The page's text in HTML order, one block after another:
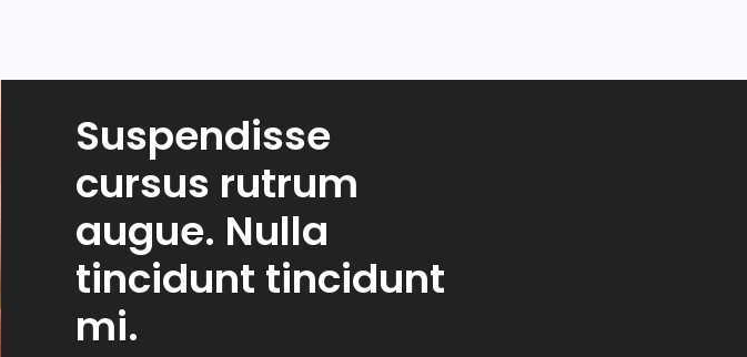
Suspendisse
cursus rutrum
augue. Nulla
tincidunt tincidunt
mi.